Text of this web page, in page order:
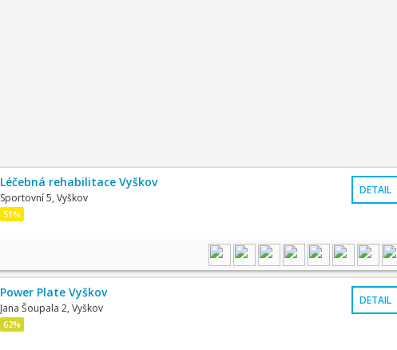
Léčebná rehabilitace Vyškov
Sportovní 5, Vyškov
51%
DETAIL
Power Plate Vyškov
Jana Šoupala 2, Vyškov
62%
DETAIL